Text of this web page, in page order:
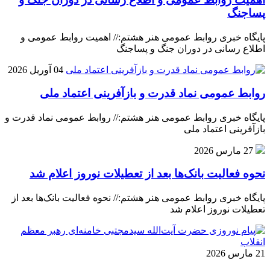
پساجنگ
پایگاه خبری روابط عمومی هنر هشتم:// اهمیت روابط عمومی و
اطلاع رسانی در دوران جنگ و پساجنگ
04 آوریل 2026
روابط عمومی نماد قدرت و بازآفرینی اعتماد ملی
پایگاه خبری روابط عمومی هنر هشتم:// روابط عمومی نماد قدرت و
بازآفرینی اعتماد ملی
27 مارس 2026
نحوه فعالیت بانک‌ها بعد از تعطیلات نوروز اعلام شد
پایگاه خبری روابط عمومی هنر هشتم:// نحوه فعالیت بانک‌ها بعد از
تعطیلات نوروز اعلام شد
21 مارس 2026